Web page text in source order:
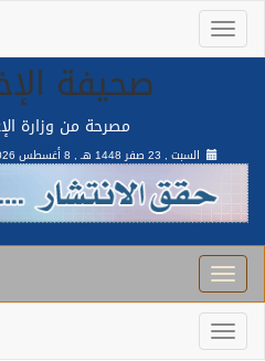
صحيفة
مصرحة من وزارة
السبت , 23 صفر 1448 هـ , 8 أغسطس 2026 م |